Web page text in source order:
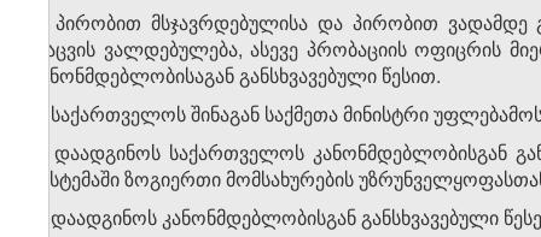
ბ) პირობით მსჯავრდებულისა და პირობით
დაცვის ვალდებულება, ასევე პრობაციის
კანონმდებლობისაგან განსხვავებული წესით.
2. საქართველოს შინაგან საქმეთა მინისტრი
ა) დაადგინოს საქართველოს კანონმდებლობისგან
სისტემაში ზოგიერთი მომსახურების
ბ) დაადგინოს კანონმდებლობისგან განსხვავებული